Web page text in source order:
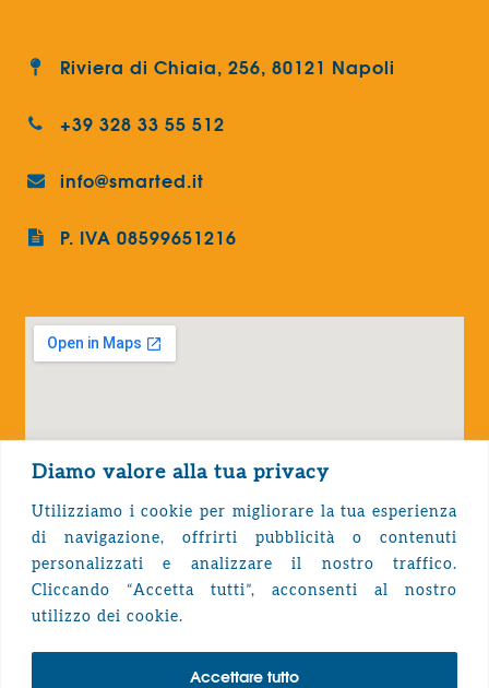
Diamo valore alla tua privacy
Utilizziamo i cookie per migliorare la tua esperienza
di navigazione, offrirti pubblicità o contenuti
personalizzati e analizzare il nostro traffico.
Cliccando “Accetta tutti”, acconsenti al nostro
utilizzo dei cookie.
Accettare tutto
Riviera di Chiaia, 256, 80121 Napoli
+39 328 33 55 512
info@smarted.it
P. IVA 08599651216
Privacy Policy